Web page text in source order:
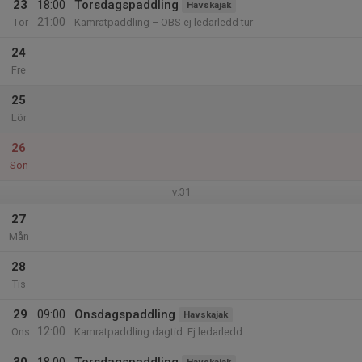
23
Tor
18:00
21:00
Torsdagspaddling Havskajak
Kamratpaddling – OBS ej ledarledd tur
24
Fre
25
Lör
26
Sön
v.31
27
Mån
28
Tis
29
Ons
09:00
12:00
Onsdagspaddling Havskajak
Kamratpaddling dagtid. Ej ledarledd